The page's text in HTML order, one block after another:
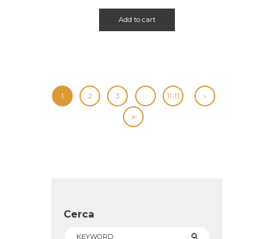
Add to cart
1 2 3 11-11
Cerca